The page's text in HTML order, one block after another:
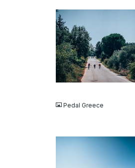
JPG
Pedal Greece